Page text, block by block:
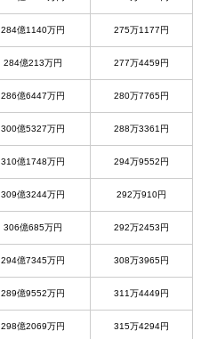
284億1140万円 275万1177円
284億213万円 277万4459円
286億6447万円 280万7765円
300億5327万円 288万3361円
310億1748万円 294万9552円
309億3244万円 292万910円
306億685万円 292万2453円
294億7345万円 308万3965円
289億9552万円 311万4449円
298億2069万円 315万4294円